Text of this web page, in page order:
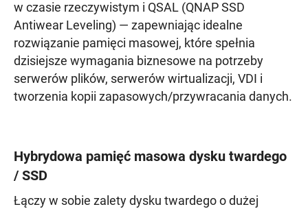
w czasie rzeczywistym i QSAL (QNAP SSD
Antiwear Leveling) — zapewniając idealne
rozwiązanie pamięci masowej, które spełnia
dzisiejsze wymagania biznesowe na potrzeby
serwerów plików, serwerów wirtualizacji, VDI i
tworzenia kopii zapasowych/przywracania danych.
Hybrydowa pamięć masowa dysku twardego
/ SSD
Łączy w sobie zalety dysku twardego o dużej